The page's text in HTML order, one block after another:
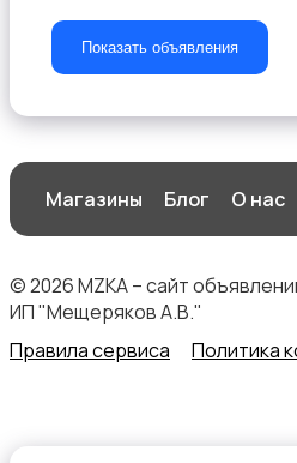
Другое
Показать объявления
Магазины Блог О нас
© 2026 MZKA – сайт
ИП "Мещеряков А.В."
Правила сервиса
Политика